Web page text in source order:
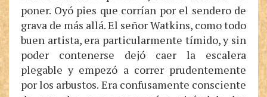
poner. Oyó pies que corrían por el sendero de
grava de más allá. El señor Watkins, como todo
buen artista, era particularmente tímido, y sin
poder contenerse dejó caer la escalera
plegable y empezó a correr prudentemente
por los arbustos. Era confusamente consciente